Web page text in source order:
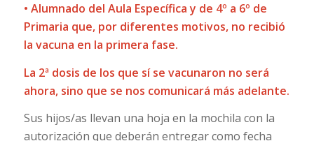
• Alumnado del Aula Específica y de 4º a 6º de
Primaria que, por diferentes motivos, no recibió
la vacuna en la primera fase.
La 2ª dosis de los que sí se vacunaron no será
ahora, sino que se nos comunicará más adelante.
Sus hijos/as llevan una hoja en la mochila con la
autorización que deberán entregar como fecha